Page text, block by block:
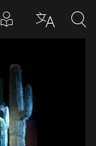
Articles en